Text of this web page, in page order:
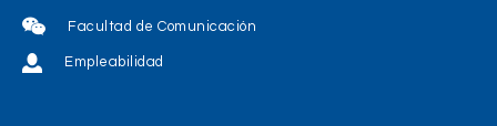
Facultad de Comunicación
Empleabilidad